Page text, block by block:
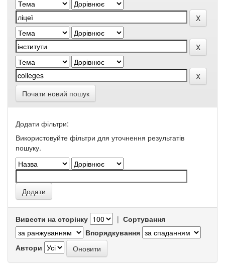
Почати новий пошук
Додати фільтри:
Використовуйте фільтри для уточнення результатів
пошуку.
Вивести на сторінку | Сортування
Впорядкування
Автори